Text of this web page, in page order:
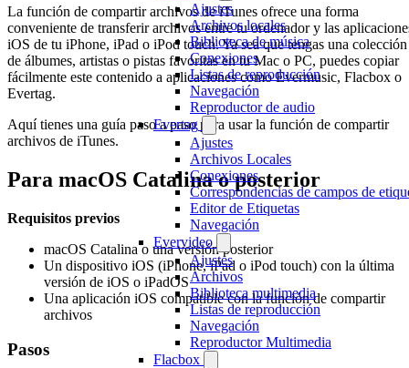
Ajustes
Archivos locales
Biblioteca de música
Conexiones
Listas de reproducción
Navegación
Reproductor de audio
Evertag
Ajustes
Archivos Locales
Conexiones
Correspondencias de campos de
Editor de Etiquetas
Navegación
Evervideo
Ajustes
Archivos
Biblioteca multimedia
Listas de reproducción
Navegación
Reproductor Multimedia
Flacbox
La función de compartir archivos de iTunes ofrece una forma
conveniente de transferir archivos entre tu ordenador y las
iOS de tu iPhone, iPad o iPod touch. Ya sea que tengas una colección
de álbumes, artistas o pistas favoritas en tu Mac o PC, puedes copiar
fácilmente este contenido a aplicaciones como Evermusic, Flacbox o
Evertag.
Aquí tienes una guía paso a paso para usar la función de compartir
archivos de iTunes.
Para macOS Catalina o posterior
Requisitos previos
macOS Catalina o una versión posterior
Un dispositivo iOS (iPhone, iPad o iPod touch) con la última
versión de iOS o iPadOS
Una aplicación iOS compatible con la función de compartir
archivos
Pasos